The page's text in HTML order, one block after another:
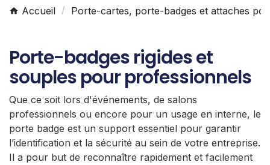
Accueil Porte-cartes, porte-badges et attaches
Porte-badges rigides et
souples pour professionnels
Que ce soit lors d'événements, de salons
professionnels ou encore pour un usage en interne, le
porte badge est un support essentiel pour garantir
l’identification et la sécurité au sein de votre entreprise.
Il a pour but de reconnaître rapidement et facilement